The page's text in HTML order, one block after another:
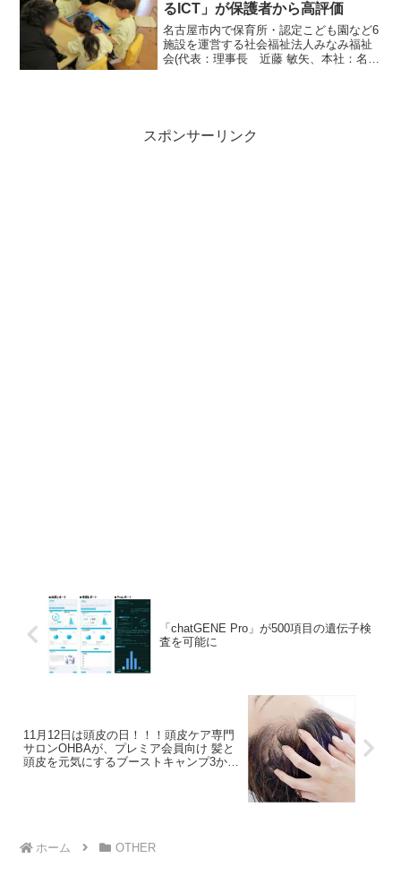
るICT」が保護者から高評価
名古屋市内で保育所・認定こども園など6
施設を運営する社会福祉法人みなみ福祉
会(代表：理事長 近藤 敏矢、本社：名古
スポンサーリンク
「chatGENE Pro」が500項目の遺伝子検
査を可能に
11月12日は頭皮の日！！！頭皮ケア専門
サロンOHBAが、プレミア会員向け 髪と
頭皮を元気にするブーストキャンプ3か月
ホーム OTHER